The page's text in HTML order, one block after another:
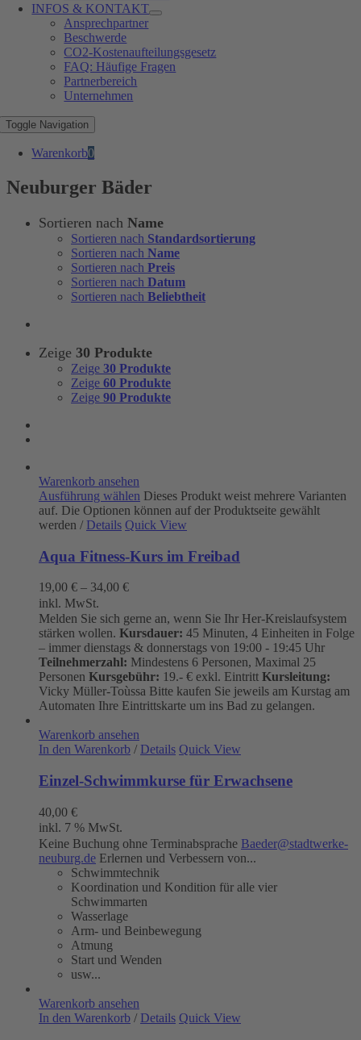
INFOS & KONTAKT
Ansprechpartner
Beschwerde
CO2-Kostenaufteilungsgesetz
FAQ: Häufige Fragen
Partnerbereich
Unternehmen
Toggle Navigation
Warenkorb0
Neuburger Bäder
Sortieren nach Name
Sortieren nach Standardsortierung
Sortieren nach Name
Sortieren nach Preis
Sortieren nach Datum
Sortieren nach Beliebtheit
Zeige 30 Produkte
Zeige 30 Produkte
Zeige 60 Produkte
Zeige 90 Produkte
Warenkorb ansehen
Ausführung wählen Dieses Produkt weist mehrere Varianten
auf. Die Optionen können auf der Produktseite gewählt
werden / Details Quick View
Aqua Fitness-Kurs im Freibad
19,00 € – 34,00 €
inkl. MwSt.
Melden Sie sich gerne an, wenn Sie Ihr Her-Kreislaufsystem
stärken wollen. Kursdauer: 45 Minuten, 4 Einheiten in Folge
– immer dienstags & donnerstags von 19:00 - 19:45 Uhr
Teilnehmerzahl: Mindestens 6 Personen, Maximal 25
Personen Kursgebühr: 19.- € exkl. Eintritt Kursleitung:
Vicky Müller-Toùssa Bitte kaufen Sie jeweils am Kurstag am
Automaten Ihre Eintrittskarte um ins Bad zu gelangen.
Warenkorb ansehen
In den Warenkorb / Details Quick View
Einzel-Schwimmkurse für Erwachsene
40,00 €
inkl. 7 % MwSt.
Keine Buchung ohne Terminabsprache Baeder@stadtwerke-
neuburg.de Erlernen und Verbessern von...
Schwimmtechnik
Koordination und Kondition für alle vier
Schwimmarten
Wasserlage
Arm- und Beinbewegung
Atmung
Start und Wenden
usw...
Warenkorb ansehen
In den Warenkorb / Details Quick View